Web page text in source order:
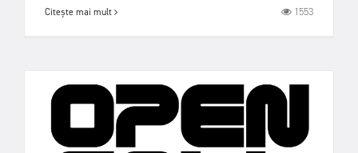
Citește mai mult 1553